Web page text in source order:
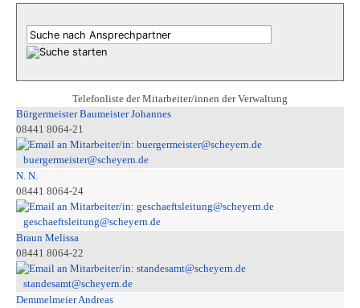
Telefonliste der Mitarbeiter/innen der Verwaltung
Bürgermeister Baumeister Johannes
08441 8064-21
buergermeister@scheyern.de
N. N.
08441 8064-24
geschaeftsleitung@scheyern.de
Braun Melissa
08441 8064-22
standesamt@scheyern.de
Demmelmeier Andreas